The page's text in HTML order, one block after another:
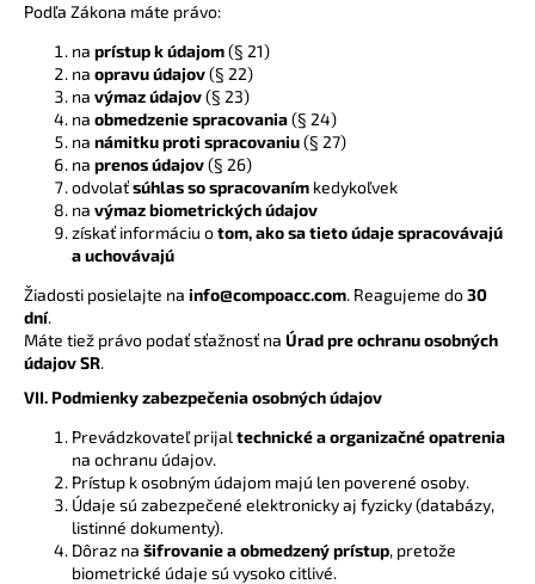
Podľa Zákona máte právo:
na prístup k údajom(§ 21)
na opravu údajov(§ 22)
na výmaz údajov(§ 23)
na obmedzenie spracovania(§ 24)
na námitku proti spracovaniu(§ 27)
na prenos údajov(§ 26)
odvolaťsúhlas so spracovaním kedykoľvek
na výmaz biometrických údajov
získať informáciu otom, ako sa tieto údaje spracovávajú
a uchovávajú
Žiadosti posielajte na info@compoacc.com. Reagujeme do30
dní.
Máte tiež právo podať sťažnosť na Úrad pre ochranu osobných
údajov SR.
VII. Podmienky zabezpečenia osobných údajov
Prevádzkovateľ prijal technické a organizačné opatrenia
na ochranu údajov.
Prístup k osobným údajom majú len poverené osoby.
Údaje sú zabezpečené elektronicky aj fyzicky (databázy,
listinné dokumenty).
Dôraz na šifrovanie a obmedzený prístup, pretože
biometrické údaje sú vysoko citlivé.